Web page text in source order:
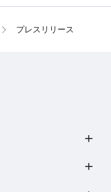
プレスリリース